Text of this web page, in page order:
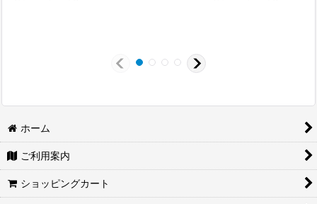
ホーム
ご利用案内
ショッピングカート